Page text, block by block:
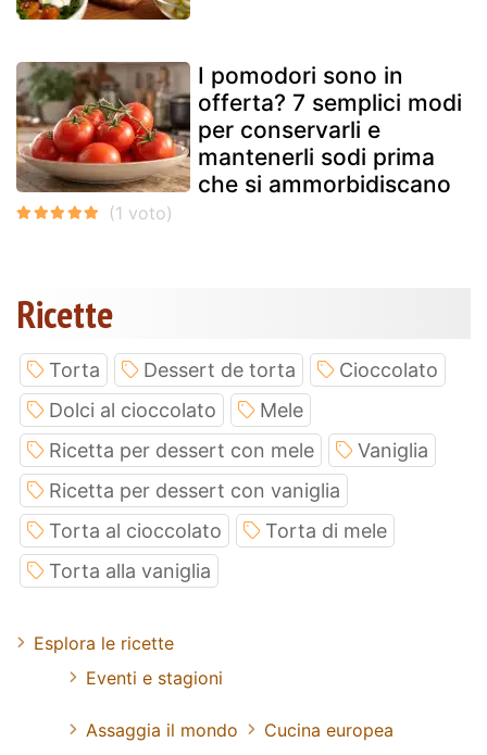
I pomodori sono in
offerta? 7 semplici modi
per conservarli e
mantenerli sodi prima
che si ammorbidiscano
Ricette
Torta Dessert de torta
Cioccolato
Dolci al cioccolato
Mele
Ricetta per dessert con mele
Vaniglia
Ricetta per dessert con vaniglia
Torta al cioccolato
Torta di mele
Torta alla vaniglia
Esplora le ricette
Eventi e stagioni
Assaggia il mondo
Cucina europea